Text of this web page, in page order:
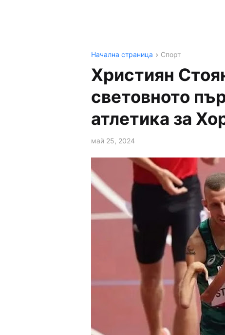
Начална страница Спорт
Християн
световното
атлетика за
май 25, 2024